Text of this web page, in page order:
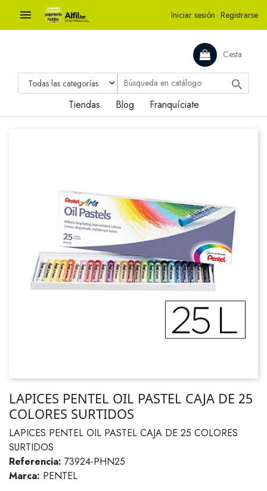
 Iniciar sesión · Registrarse
Cesta

Tiendas Blog Franquíciate
LAPICES PENTEL OIL PASTEL CAJA DE 25
COLORES SURTIDOS
LAPICES PENTEL OIL PASTEL CAJA DE 25 COLORES
SURTIDOS
Referencia: 73924-PHN25
Marca: PENTEL